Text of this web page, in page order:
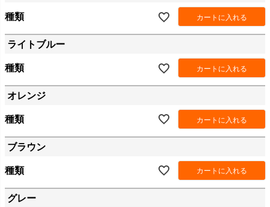
種類 カートに入れる
ライトブルー
種類 カートに入れる
オレンジ
種類 カートに入れる
ブラウン
種類 カートに入れる
グレー